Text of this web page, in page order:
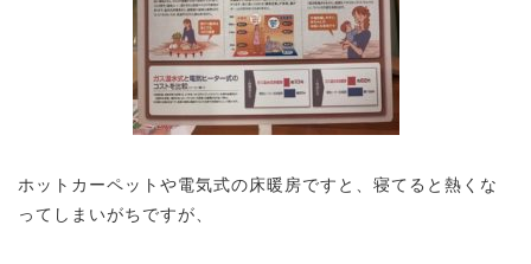
ホットカーペットや電気式の床暖房ですと、寝てると熱くな
ってしまいがちですが、